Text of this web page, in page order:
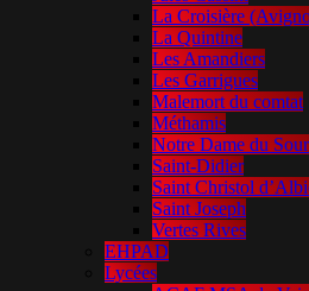
La Croisière
La Quintine
Les Amandiers
Les Garrigues
Malemort du comtat
Méthamis
Notre Dame du
Saint-Didier
Saint Christol
Saint Joseph
Vertes Rives
EHPAD
Lycées